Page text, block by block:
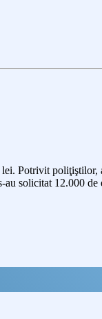
Potrivit poliţiştilor,
solicitat 12.000